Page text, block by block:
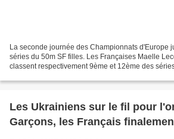
La seconde journée des Championnats d'Europe
séries du 50m SF filles. Les Françaises Maelle
classent respectivement 9ème et 12ème des
Les Ukrainiens sur le fil pour
Garçons, les Français